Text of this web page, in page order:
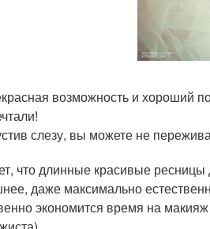
возможность и хороший
слезу, вы можете не
что длинные красивые
даже максимально
экономится время на